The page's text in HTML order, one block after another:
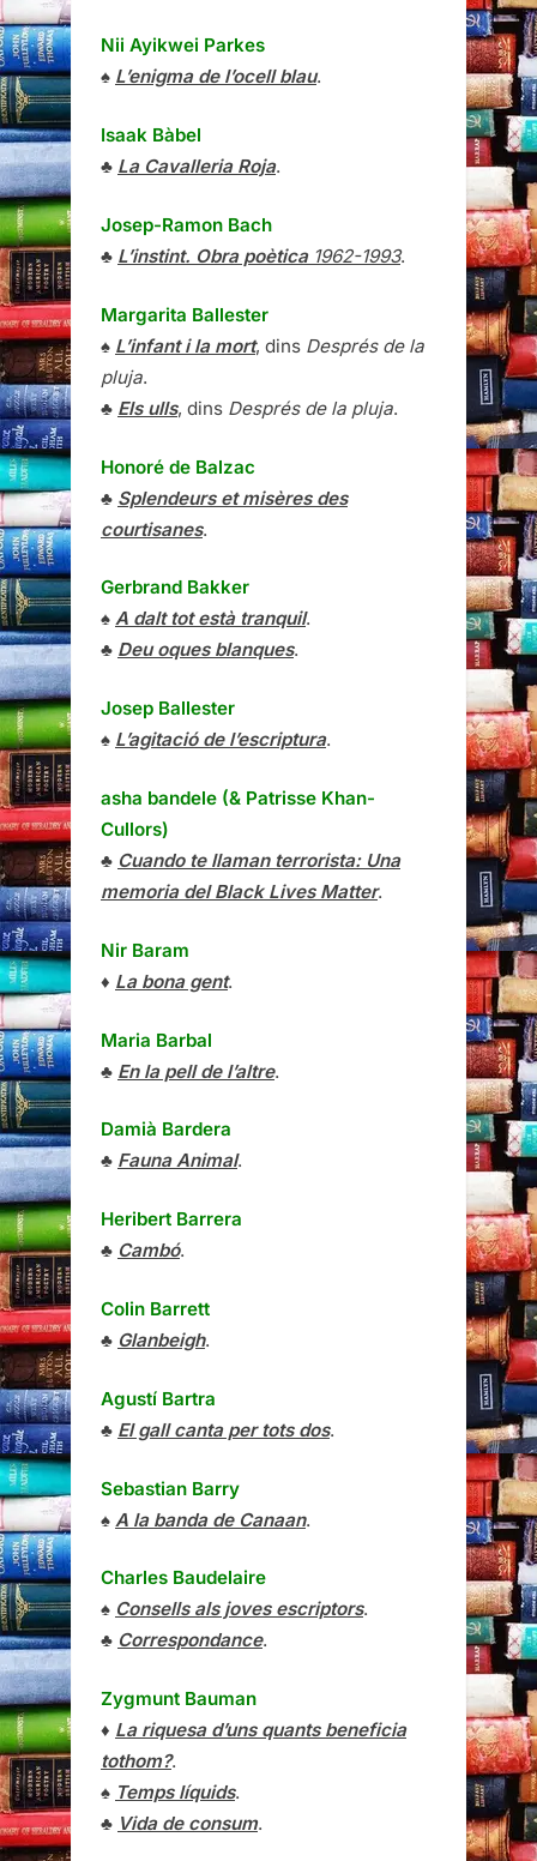
Nii Ayikwei Parkes
♠ L’enigma de l’ocell blau.
Isaak Bàbel
♣ La Cavalleria Roja.
Josep-Ramon Bach
♣ L’instint. Obra poètica1962-1993.
Margarita Ballester
♠ L’infant i la mort, dins Després de la
pluja.
♣ Els ulls, dins Després de la pluja.
Honoré de Balzac
♣ Splendeurs et misères des
courtisanes.
Gerbrand Bakker
♠ A dalt tot està tranquil.
♣ Deu oques blanques.
Josep Ballester
♠ L’agitació de l’escriptura.
asha bandele (& Patrisse Khan-
Cullors)
♣ Cuando te llaman terrorista: Una
memoria del Black Lives Matter.
Nir Baram
♦ La bona gent.
Maria Barbal
♣ En la pell de l’altre.
Damià Bardera
♣ Fauna Animal.
Heribert Barrera
♣ Cambó.
Colin Barrett
♣ Glanbeigh.
Agustí Bartra
♣ El gall canta per tots dos.
Sebastian Barry
♠ A la banda de Canaan.
Charles Baudelaire
♠ Consells als joves escriptors.
♣ Correspondance.
Zygmunt Bauman
♦ La riquesa d’uns quants beneficia
tothom?.
♠ Temps líquids.
♣ Vida de consum.